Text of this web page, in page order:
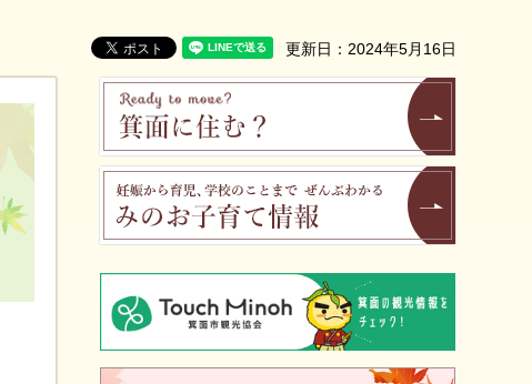
更新日：2024年5月16日